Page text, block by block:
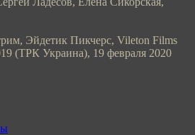
Эйдетик Пикчерс, Vileton Films
(ТРК Украина), 19 февраля 2020